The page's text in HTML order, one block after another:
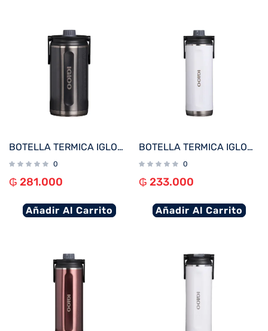
BOTELLA TERMICA IGLOO 1.9L NEGRO CARBONITE C/MANIJA 71099
0
₲ 281.000
Añadir Al Carrito
BOTELLA TERMICA IGLOO 1.4L BLANCO C/MANIJA 71094
0
₲ 233.000
Añadir Al Carrito